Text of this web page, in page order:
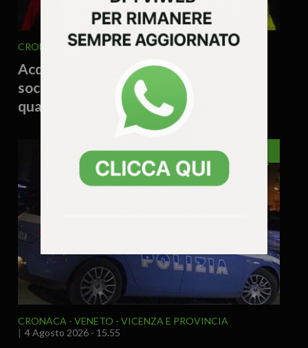
CRONACA VENETO 4 Agosto 2026 - 16.37
Acqua contaminata, escursionista
soccorso dopo una notte in bivacco:
quattro interventi in montagna
VICENZA
CRONACA VENETO
VICENZA E PROVINCIA
4 Agosto 2026 - 15.55